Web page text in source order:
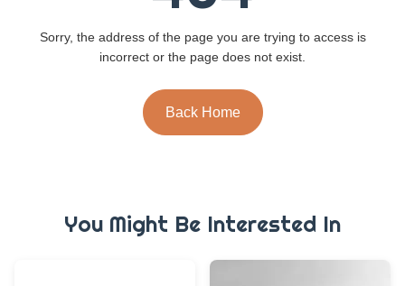
Sorry, the address of the page you are trying to access is
incorrect or the page does not exist.
Back Home
You Might Be Interested In